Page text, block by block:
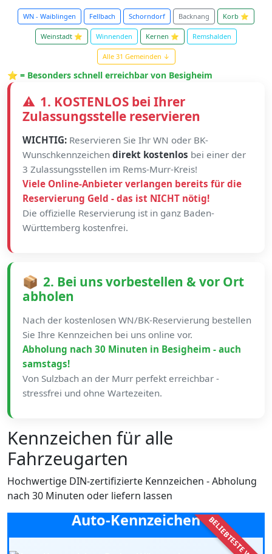
WN - Waiblingen Fellbach Schorndorf Backnang Korb ⭐
Weinstadt ⭐ Winnenden Kernen ⭐ Remshalden
Alle 31 Gemeinden ↓
⭐ = Besonders schnell erreichbar von Besigheim
⚠️ 1. KOSTENLOS bei Ihrer
Zulassungsstelle reservieren
WICHTIG: Reservieren Sie Ihr WN oder BK-
Wunschkennzeichen direkt kostenlos bei einer der
3 Zulassungsstellen im Rems-Murr-Kreis!
Viele Online-Anbieter verlangen bereits für die
Reservierung Geld - das ist NICHT nötig!
Die offizielle Reservierung ist in ganz Baden-
Württemberg kostenfrei.
📦 2. Bei uns vorbestellen & vor Ort
abholen
Nach der kostenlosen WN/BK-Reservierung bestellen
Sie Ihre Kennzeichen bei uns online vor.
Abholung nach 30 Minuten in Besigheim - auch
samstags!
Von Sulzbach an der Murr perfekt erreichbar -
stressfrei und ohne Wartezeiten.
Kennzeichen für alle
Fahrzeugarten
Hochwertige DIN-zertifizierte Kennzeichen - Abholung
nach 30 Minuten oder liefern lassen
Auto-Kennzeichen